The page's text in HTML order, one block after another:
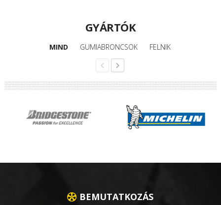
GYÁRTÓK
MIND GUMIABRONCSOK FELNIK
BEMUTATKOZÁS